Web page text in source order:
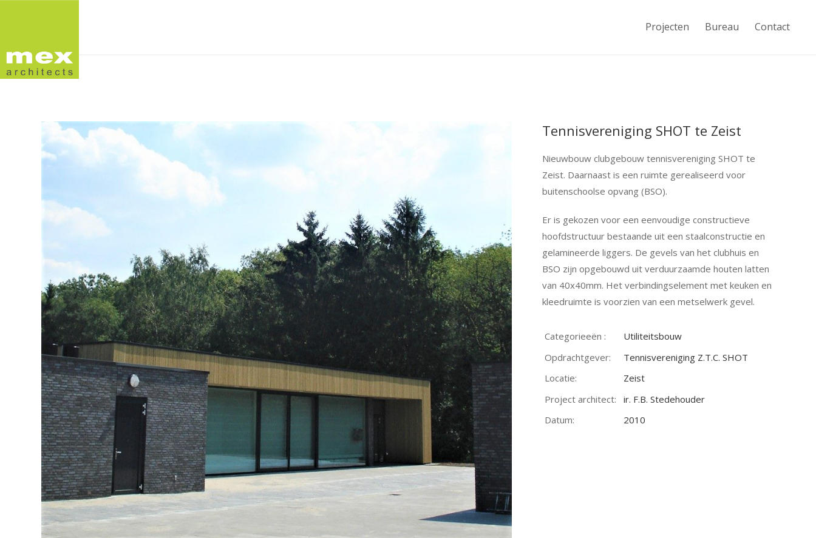
Projecten Bureau Contact
Tennisvereniging SHOT te Zeist
Nieuwbouw clubgebouw tennisvereniging SHOT te
Zeist. Daarnaast is een ruimte gerealiseerd voor
buitenschoolse opvang (BSO).
Er is gekozen voor een eenvoudige constructieve
hoofdstructuur bestaande uit een staalconstructie en
gelamineerde liggers. De gevels van het clubhuis en
BSO zijn opgebouwd uit verduurzaamde houten latten
van 40x40mm. Het verbindingselement met keuken en
kleedruimte is voorzien van een metselwerk gevel.
Categorieeën :
Utiliteitsbouw
Opdrachtgever:
Tennisvereniging Z.T.C. SHOT
Locatie:
Zeist
Project architect:
ir. F.B. Stedehouder
Datum:
2010